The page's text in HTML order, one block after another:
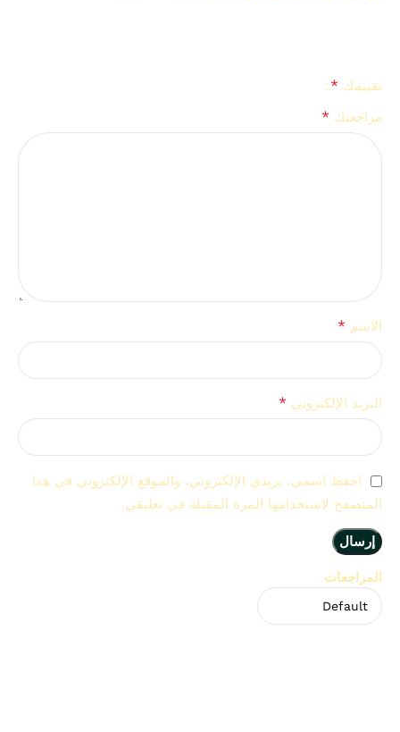
المراجعات
تقييمك *
مراجعتك *
الاسم *
البريد الإلكتروني *
احفظ اسمي، بريدي الإلكتروني، والموقع الإلكتروني في هذا
المتصفح لاستخدامها المرة المقبلة في تعليقي.